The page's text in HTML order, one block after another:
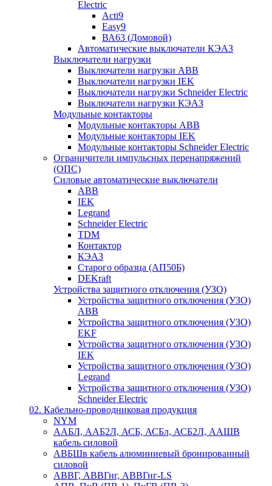
Electric
Acti9
Easy9
ВА63 (Домовой)
Автоматические выключатели КЭАЗ
Выключатели нагрузки
Выключатели нагрузки ABB
Выключатели нагрузки IEK
Выключатели нагрузки Schneider Electric
Выключатели нагрузки КЭАЗ
Модульные контакторы
Модульные контакторы ABB
Модульные контакторы IEK
Модульные контакторы Schneider Electric
Ограничители импульсных перенапряжений
(ОПС)
Силовые автоматические выключатели
ABB
IEK
Legrand
Schneider Electric
TDM
Контактор
КЭАЗ
Старого образца (АП50Б)
DEKraft
Устройства защитного отключения (УЗО)
Устройства защитного отключения (УЗО)
ABB
Устройства защитного отключения (УЗО)
EKF
Устройства защитного отключения (УЗО)
IEK
Устройства защитного отключения (УЗО)
Legrand
Устройства защитного отключения (УЗО)
Schneider Electric
02. Кабельно-проводниковая продукция
NYM
ААБЛ, ААБ2Л, АСБ, АСБл, АСБ2Л, ААШВ
кабель силовой
АВБШв кабель алюминиевый бронированный
силовой
АВВГ, АВВГнг, АВВГнг-LS